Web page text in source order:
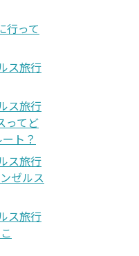
行って
ス旅行
ス旅行
ってど
ト？
ス旅行
ゼルス
ス旅行